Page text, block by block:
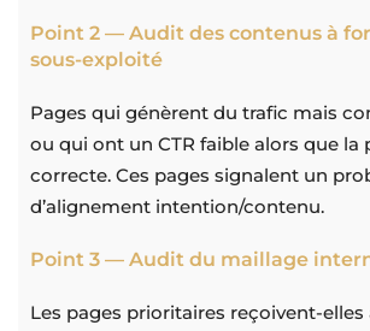
Point 2 — Audit des contenus à
sous-exploité
Pages qui génèrent du trafic mais
ou qui ont un CTR faible alors que la
correcte. Ces pages signalent un
d’alignement intention/contenu.
Point 3 — Audit du maillage
Les pages prioritaires reçoivent-elles